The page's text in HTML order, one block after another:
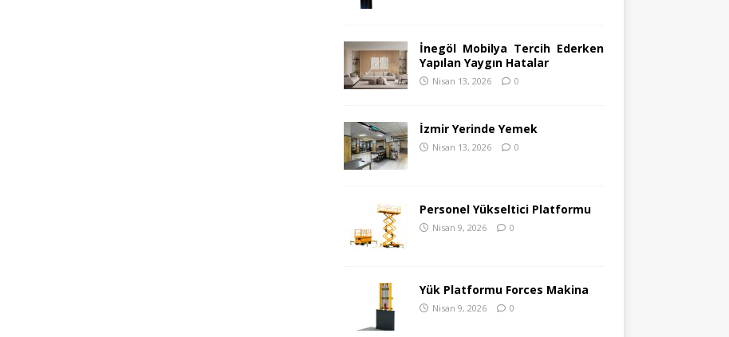
İnegöl Mobilya Tercih Ederken
Yapılan Yaygın Hatalar
Nisan 13, 2026 0
İzmir Yerinde Yemek
Nisan 13, 2026 0
Personel Yükseltici Platformu
Nisan 9, 2026 0
Yük Platformu Forces Makina
Nisan 9, 2026 0